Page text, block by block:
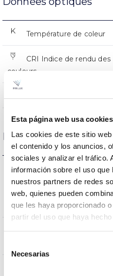
Esta página web usa cookies
Las cookies de este sitio
el contenido y los anuncios,
sociales y analizar el tráfico.
información sobre el uso que
nuestros partners de redes
web, quienes pueden
que les haya proporcionado
partir del uso que haya
Necesarias
Température de coleur
CRI Indice de rendu des
couleurs
Optique
Logement et finition
IK
Protection
contre des
impacts
IK10